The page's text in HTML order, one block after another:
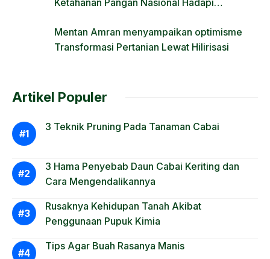
Ketahanan Pangan Nasional Hadapi
Mentan Amran menyampaikan optimisme
Transformasi Pertanian Lewat Hilirisasi
Artikel Populer
3 Teknik Pruning Pada Tanaman Cabai
3 Hama Penyebab Daun Cabai Keriting dan
Cara Mengendalikannya
Rusaknya Kehidupan Tanah Akibat
Penggunaan Pupuk Kimia
Tips Agar Buah Rasanya Manis